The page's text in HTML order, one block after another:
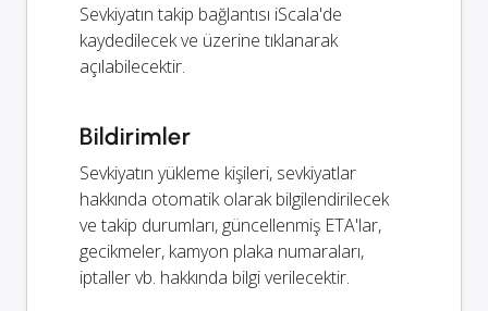
Sevkiyatın takip bağlantısı iScala'de
kaydedilecek ve üzerine tıklanarak
açılabilecektir.
Bildirimler
Sevkiyatın yükleme kişileri, sevkiyatlar
hakkında otomatik olarak bilgilendirilecek
ve takip durumları, güncellenmiş ETA'lar,
gecikmeler, kamyon plaka numaraları,
iptaller vb. hakkında bilgi verilecektir.